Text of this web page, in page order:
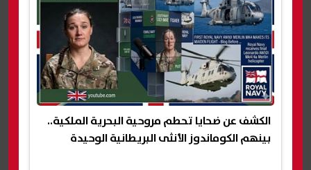
الكشف عن ضحايا تحطم مروحية البحرية الملكية..
بينهم الكوماندوز الأنثى البريطانية الوحيدة